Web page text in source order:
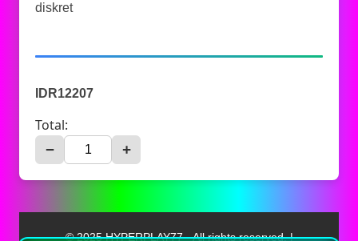
diskret
IDR12207
Total:
− +
© 2025 HYPERPLAY77 - All rights reserved. |